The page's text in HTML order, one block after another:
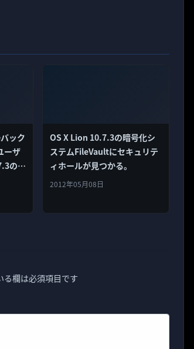
ック
ーザ
の追
！
OS X Lion 10.7.3の暗号化シ
ステムFileVaultにセキュリテ
ィホールが見つかる。
2012年05月08日
る欄は必須項目です